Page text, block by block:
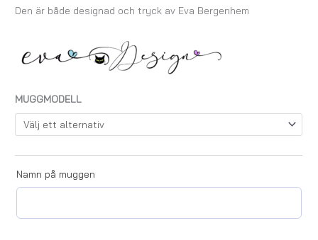
Den är både designad och tryck av Eva Bergenhem
MUGGMODELL
Namn på muggen